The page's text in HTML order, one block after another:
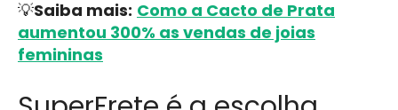
💡Saiba mais: Como a Cacto de Prata
aumentou 300% as vendas de joias
femininas